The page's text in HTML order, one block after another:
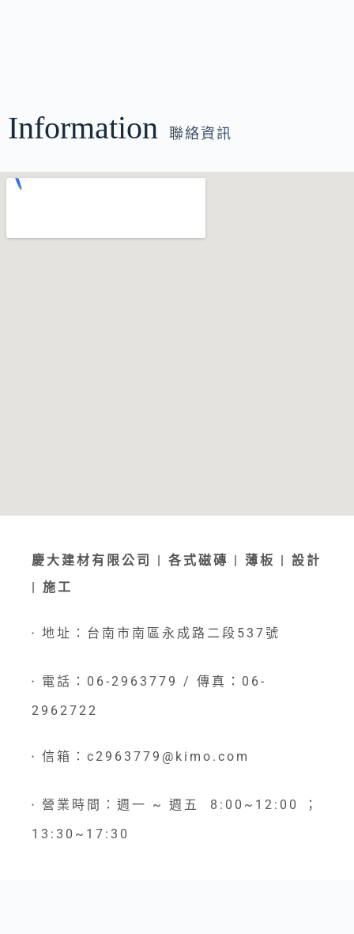
Information 聯絡資訊
慶大建材有限公司 | 各式磁磚 | 薄板 | 設計
| 施工
● 地址：台南市南區永成路二段537號
●
電話：06-2963779 / 傳真：06-
2962722
● 信箱：c2963779@kimo.com
●
營業時間：週一 ~ 週五 8:00~12:00 ；
13:30~17:30